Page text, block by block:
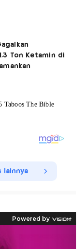
Ton Ketamin di
lainnya